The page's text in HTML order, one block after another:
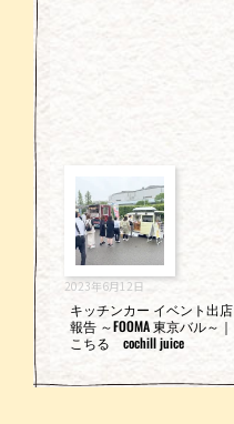
2023年6月12日
キッチンカー イベント出店
報告 ～FOOMA 東京バル～｜
こちる cochill juice